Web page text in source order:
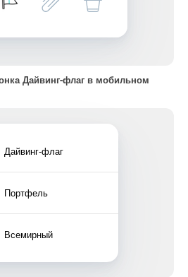
Дайвинг-флаг в мобильном
Дайвинг-флаг
Портфель
Всемирный